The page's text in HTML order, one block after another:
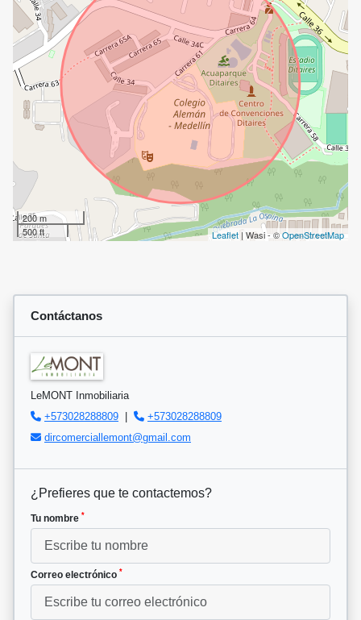
200 m
500 ft
Leaflet | Wasi - ©OpenStreetMap
Contáctanos
LeMONT Inmobiliaria
+573028288809 |
+573028288809
dircomerciallemont@gmail.com
¿Prefieres que te contactemos?
Tu nombre *
Correo electrónico *